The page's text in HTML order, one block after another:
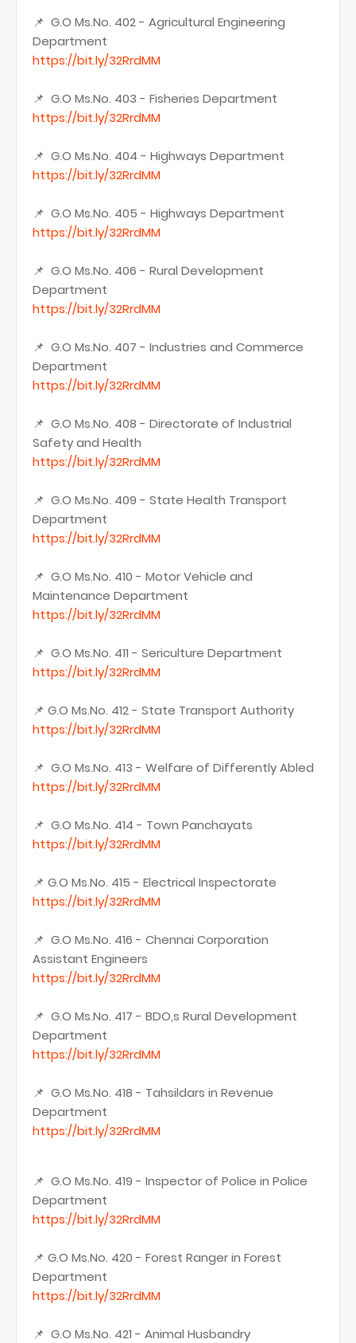
📌 G.O Ms.No. 402 - Agricultural Engineering
Department
https://bit.ly/32RrdMM
📌 G.O Ms.No. 403 - Fisheries Department
https://bit.ly/32RrdMM
📌 G.O Ms.No. 404 - Highways Department
https://bit.ly/32RrdMM
📌 G.O Ms.No. 405 - Highways Department
https://bit.ly/32RrdMM
📌 G.O Ms.No. 406 - Rural Development
Department
https://bit.ly/32RrdMM
📌 G.O Ms.No. 407 - Industries and Commerce
Department
https://bit.ly/32RrdMM
📌 G.O Ms.No. 408 - Directorate of Industrial
Safety and Health
https://bit.ly/32RrdMM
📌 G.O Ms.No. 409 - State Health Transport
Department
https://bit.ly/32RrdMM
📌 G.O Ms.No. 410 - Motor Vehicle and
Maintenance Department
https://bit.ly/32RrdMM
📌 G.O Ms.No. 411 - Sericulture Department
https://bit.ly/32RrdMM
📌 G.O Ms.No. 412 - State Transport Authority
https://bit.ly/32RrdMM
📌 G.O Ms.No. 413 - Welfare of Differently Abled
https://bit.ly/32RrdMM
📌 G.O Ms.No. 414 - Town Panchayats
https://bit.ly/32RrdMM
📌 G.O Ms.No. 415 - Electrical Inspectorate
https://bit.ly/32RrdMM
📌 G.O Ms.No. 416 - Chennai Corporation
Assistant Engineers
https://bit.ly/32RrdMM
📌 G.O Ms.No. 417 - BDO,s Rural Development
Department
https://bit.ly/32RrdMM
📌 G.O Ms.No. 418 - Tahsildars in Revenue
Department
https://bit.ly/32RrdMM
📌 G.O Ms.No. 419 - Inspector of Police in Police
Department
https://bit.ly/32RrdMM
📌 G.O Ms.No. 420 - Forest Ranger in Forest
Department
https://bit.ly/32RrdMM
📌 G.O Ms.No. 421 - Animal Husbandry